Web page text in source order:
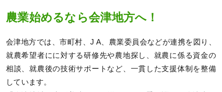
農業始めるなら会津地方へ！
会津地方では、市町村、J A、農業委員会などが連携を図り、
就農希望者にに対する研修先や農地探し、就農に係る資金の
相談、就農後の技術サポートなど、一貫した支援体制を整備
しています。